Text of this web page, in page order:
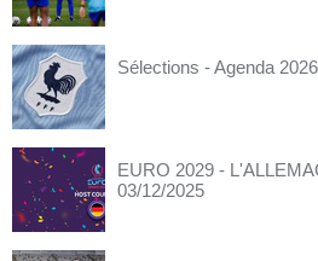
Sélections - Agenda 2026
EURO 2029 -
03/12/2025